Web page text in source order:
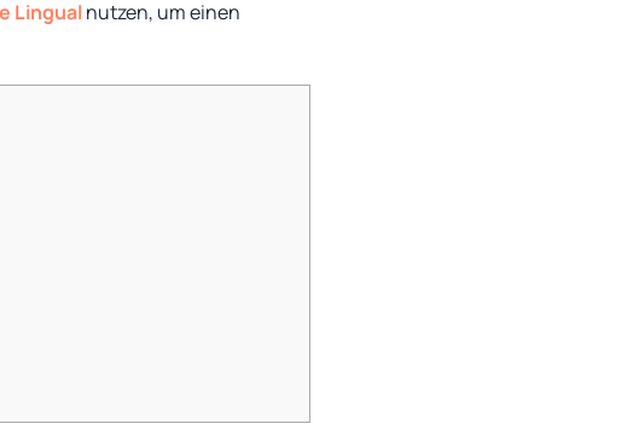
Lingualnutzen, um einen